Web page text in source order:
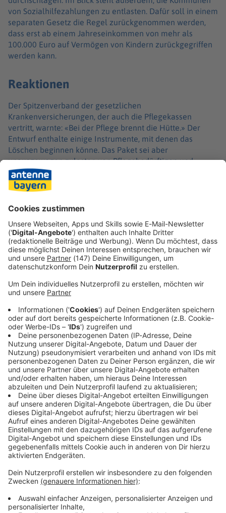
von Sozialhilfezahlungen zu entlasten. Dafür soll in einem
separaten Gesetz die Regel zurückgenommen werden,
dass erst ab einem Jahreseinkommen von mehr als
100.000 Euro auf Vermögen von Kindern zurückgegriffen
werden kann.
Reaktionen
Der Spitzenverband der gesetzlichen
Krankenversicherungen, der auch die Pflegekassen
vertritt, warnte: «Bei der Pflege brennt die Hütte.» Der
Entwurf enthalte einige Instrumente, mit denen das
Löschen beginnen könne. Das Paket sei aber
unausgewogen zulasten von Pflegebedürftigen und
Beitragszahlern. In der schwarz-roten Koalition zeichnen
sich Debatten ab. Die parlamentarischen Beratungen
müssen genutzt werden, um die Reform finanziell
tragfähiger und gerechter auszugestalten, sagte SPD-
Immer auf dem Laufenden
bleiben!
Verpass' nichts mehr - mit unserem kostenlosen
ANTENNE BAYERN Newsletter. Ob Nachrichten,
Lifestyle oder unsere neuesten Aktionen - wir
informieren dich.